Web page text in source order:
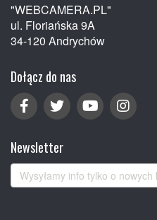
"WEBCAMERA.PL"
ul. Floriańska 9A
34-120 Andrychów
Dołącz do nas
Newsletter